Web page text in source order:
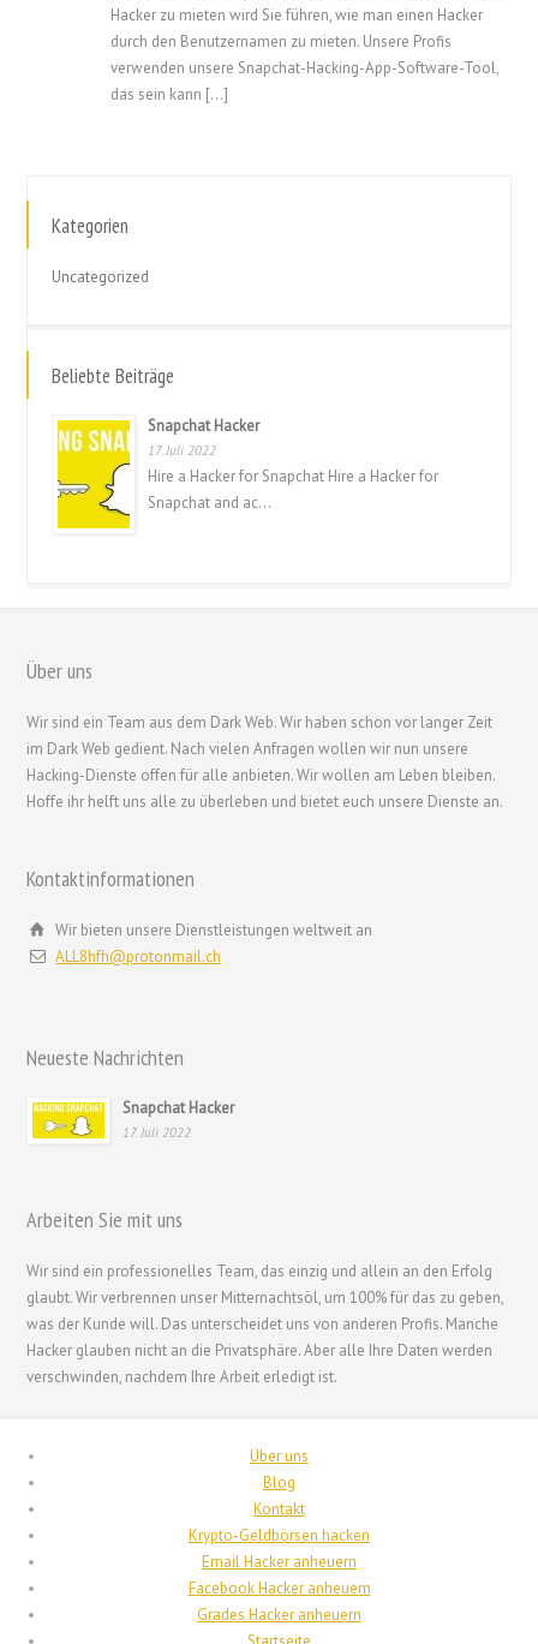
Hacker zu mieten wird Sie führen, wie man einen Hacker
durch den Benutzernamen zu mieten. Unsere Profis
verwenden unsere Snapchat-Hacking-App-Software-Tool,
das sein kann [...]
Kategorien
Uncategorized
Beliebte Beiträge
Snapchat Hacker
17. Juli 2022
Hire a Hacker for Snapchat Hire a Hacker for
Snapchat and ac...
Über uns
Wir sind ein Team aus dem Dark Web. Wir haben schon vor langer Zeit
im Dark Web gedient. Nach vielen Anfragen wollen wir nun unsere
Hacking-Dienste offen für alle anbieten. Wir wollen am Leben bleiben.
Hoffe ihr helft uns alle zu überleben und bietet euch unsere Dienste an.
Kontaktinformationen
Wir bieten unsere Dienstleistungen weltweit an
ALL8hfh@protonmail.ch
Neueste Nachrichten
Snapchat Hacker
17. Juli 2022
Arbeiten Sie mit uns
Wir sind ein professionelles Team, das einzig und allein an den Erfolg
glaubt. Wir verbrennen unser Mitternachtsöl, um 100% für das zu geben,
was der Kunde will. Das unterscheidet uns von anderen Profis. Manche
Hacker glauben nicht an die Privatsphäre. Aber alle Ihre Daten werden
verschwinden, nachdem Ihre Arbeit erledigt ist.
Über uns
Blog
Kontakt
Krypto-Geldbörsen hacken
Email Hacker anheuern
Facebook Hacker anheuern
Grades Hacker anheuern
Deutsch (Schweiz)
Español
فارسی
Suomi
עִבְרִית
Hrvatski
Português
Svenska
ไทย
简体中文